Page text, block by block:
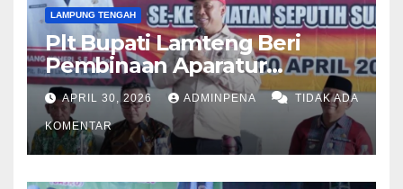
LAMPUNG TENGAH
Plt Bupati Lamteng Beri
Pembinaan Aparatur
Kampung
APRIL 30, 2026 ADMINPENA TIDAK ADA
KOMENTAR